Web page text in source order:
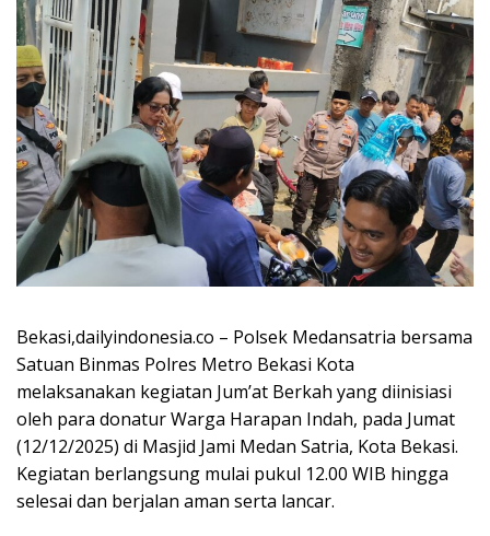
Bekasi,dailyindonesia.co – Polsek Medansatria bersama
Satuan Binmas Polres Metro Bekasi Kota
melaksanakan kegiatan Jum’at Berkah yang diinisiasi
oleh para donatur Warga Harapan Indah, pada Jumat
(12/12/2025) di Masjid Jami Medan Satria, Kota Bekasi.
Kegiatan berlangsung mulai pukul 12.00 WIB hingga
selesai dan berjalan aman serta lancar.